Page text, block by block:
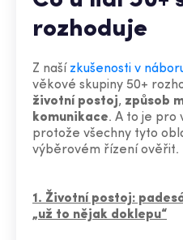
rozhoduje
Z naší zkušenosti v
věkové skupiny 50+
životní postoj, způsob
komunikace. A to je pro
protože všechny tyto
výběrovém řízení ověřit.
1. Životní postoj:
„už to nějak doklepu“